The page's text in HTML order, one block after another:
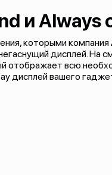
и Always
которыми
дисплей. На
отображает всю
дисплей вашего